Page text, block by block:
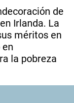
de
Irlanda. La
méritos en
la pobreza